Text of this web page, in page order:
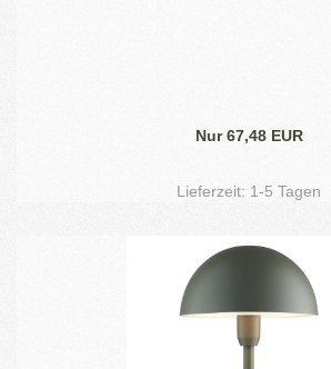
Nur 67,48 EUR
Lieferzeit: 1-5 Tagen